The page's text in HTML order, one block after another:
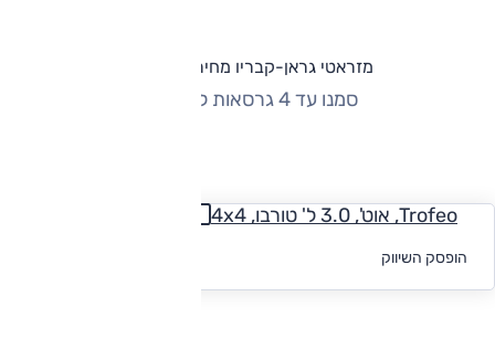
מזראטי גראן-קבריו מחירון וגרסאות
סמנו עד 4 גרסאות להשוואה
Trofeo, אוט', 3.0 ל' טורבו, 4x4
הופסק השיווק